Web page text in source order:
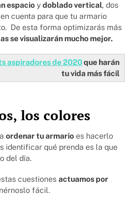
espacio y doblado vertical, dos
cuenta para que tu armario
De esta forma optimizarás más
se visualizarán mucho mejor.
aspiradores de 2020que harán
tu vida más fácil
los colores
ordenar tu armario es hacerlo
identificar qué prenda es la que
del día.
cuestiones actuamos por
fácil.